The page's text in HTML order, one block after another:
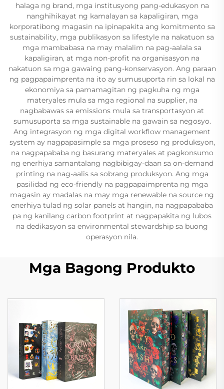
halaga ng brand, mga institusyong pang-edukasyon na
nanghihikayat ng kamalayan sa kapaligiran, mga
korporatibong magasin na ipinapakita ang komitmento sa
sustainability, mga publikasyon sa lifestyle na nakatuon sa
mga mambabasa na may malalim na pag-aalala sa
kapaligiran, at mga non-profit na organisasyon na
nakatuon sa mga gawaing pang-konservasyon. Ang paraan
ng pagpapaimprenta na ito ay sumusuporta rin sa lokal na
ekonomiya sa pamamagitan ng pagkuha ng mga
materyales mula sa mga regional na supplier, na
nagbabawas sa emissions mula sa transportasyon at
sumusuporta sa mga sustainable na gawain sa negosyo.
Ang integrasyon ng mga digital workflow management
system ay nagpapasimple sa mga proseso ng produksyon,
na nagpapababa ng basurang materyales at pagkonsumo
ng enerhiya samantalang nagbibigay-daan sa on-demand
printing na nag-aalis sa sobrang produksyon. Ang mga
pasilidad ng eco-friendly na pagpapaimprenta ng mga
magasin ay madalas na may mga renewable na source ng
enerhiya tulad ng solar panels at hangin, na nagpapababa
pa ng kanilang carbon footprint at nagpapakita ng lubos
na dedikasyon sa environmental stewardship sa buong
operasyon nila.
Mga Bagong Produkto